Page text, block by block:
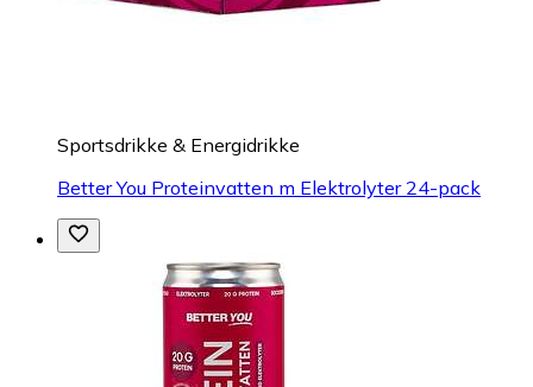
Sportsdrikke & Energidrikke
Better You Proteinvatten m Elektrolyter 24-pack